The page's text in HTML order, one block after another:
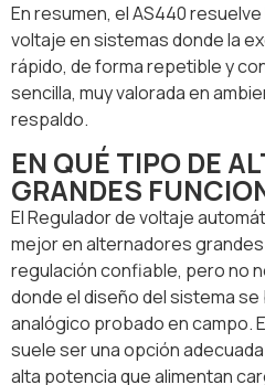
En resumen, el AS440
voltaje en sistemas donde la
rápido, de forma repetible y
sencilla, muy valorada en
respaldo.
EN QUÉ TIPO DE
GRANDES
El Regulador de voltaje
mejor en alternadores
regulación confiable, pero no
donde el diseño del sistema se
analógico probado en campo.
suele ser una opción
alta potencia que alimentan